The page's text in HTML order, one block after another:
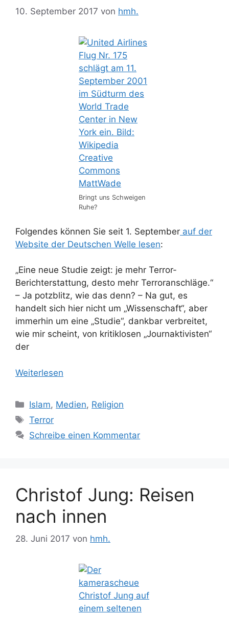
10. September 2017 von hmh.
Bringt uns Schweigen
Ruhe?
Folgendes können Sie seit 1. September auf der
Website der Deutschen Welle lesen:
„Eine neue Studie zeigt: je mehr Terror-
Berichterstattung, desto mehr Terroranschläge.“
– Ja potzblitz, wie das denn? – Na gut, es
handelt sich hier nicht um „Wissenschaft“, aber
immerhin um eine „Studie“, dankbar verbreitet,
wie mir scheint, von kritiklosen „Journaktivisten“
der
Weiterlesen
Kategorien
Islam, Medien, Religion
Schlagwörter
Terror
Schreibe einen Kommentar
Christof Jung: Reisen
nach innen
28. Juni 2017 von hmh.